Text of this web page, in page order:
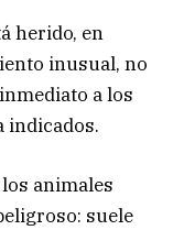
herido, en
inusual, no
a los
indicados.
animales
suele